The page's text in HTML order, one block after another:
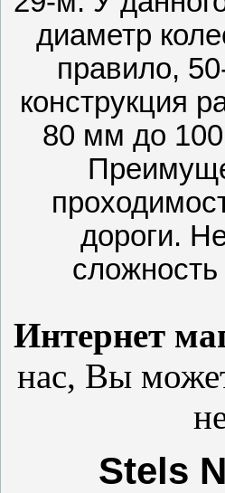
диаметр
правило,
конструкция
80 мм до
дороги.
сложность
Интернет
нас, Вы
Stels